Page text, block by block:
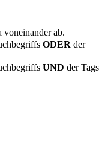
voneinander ab.
ODER der
UND der Tags